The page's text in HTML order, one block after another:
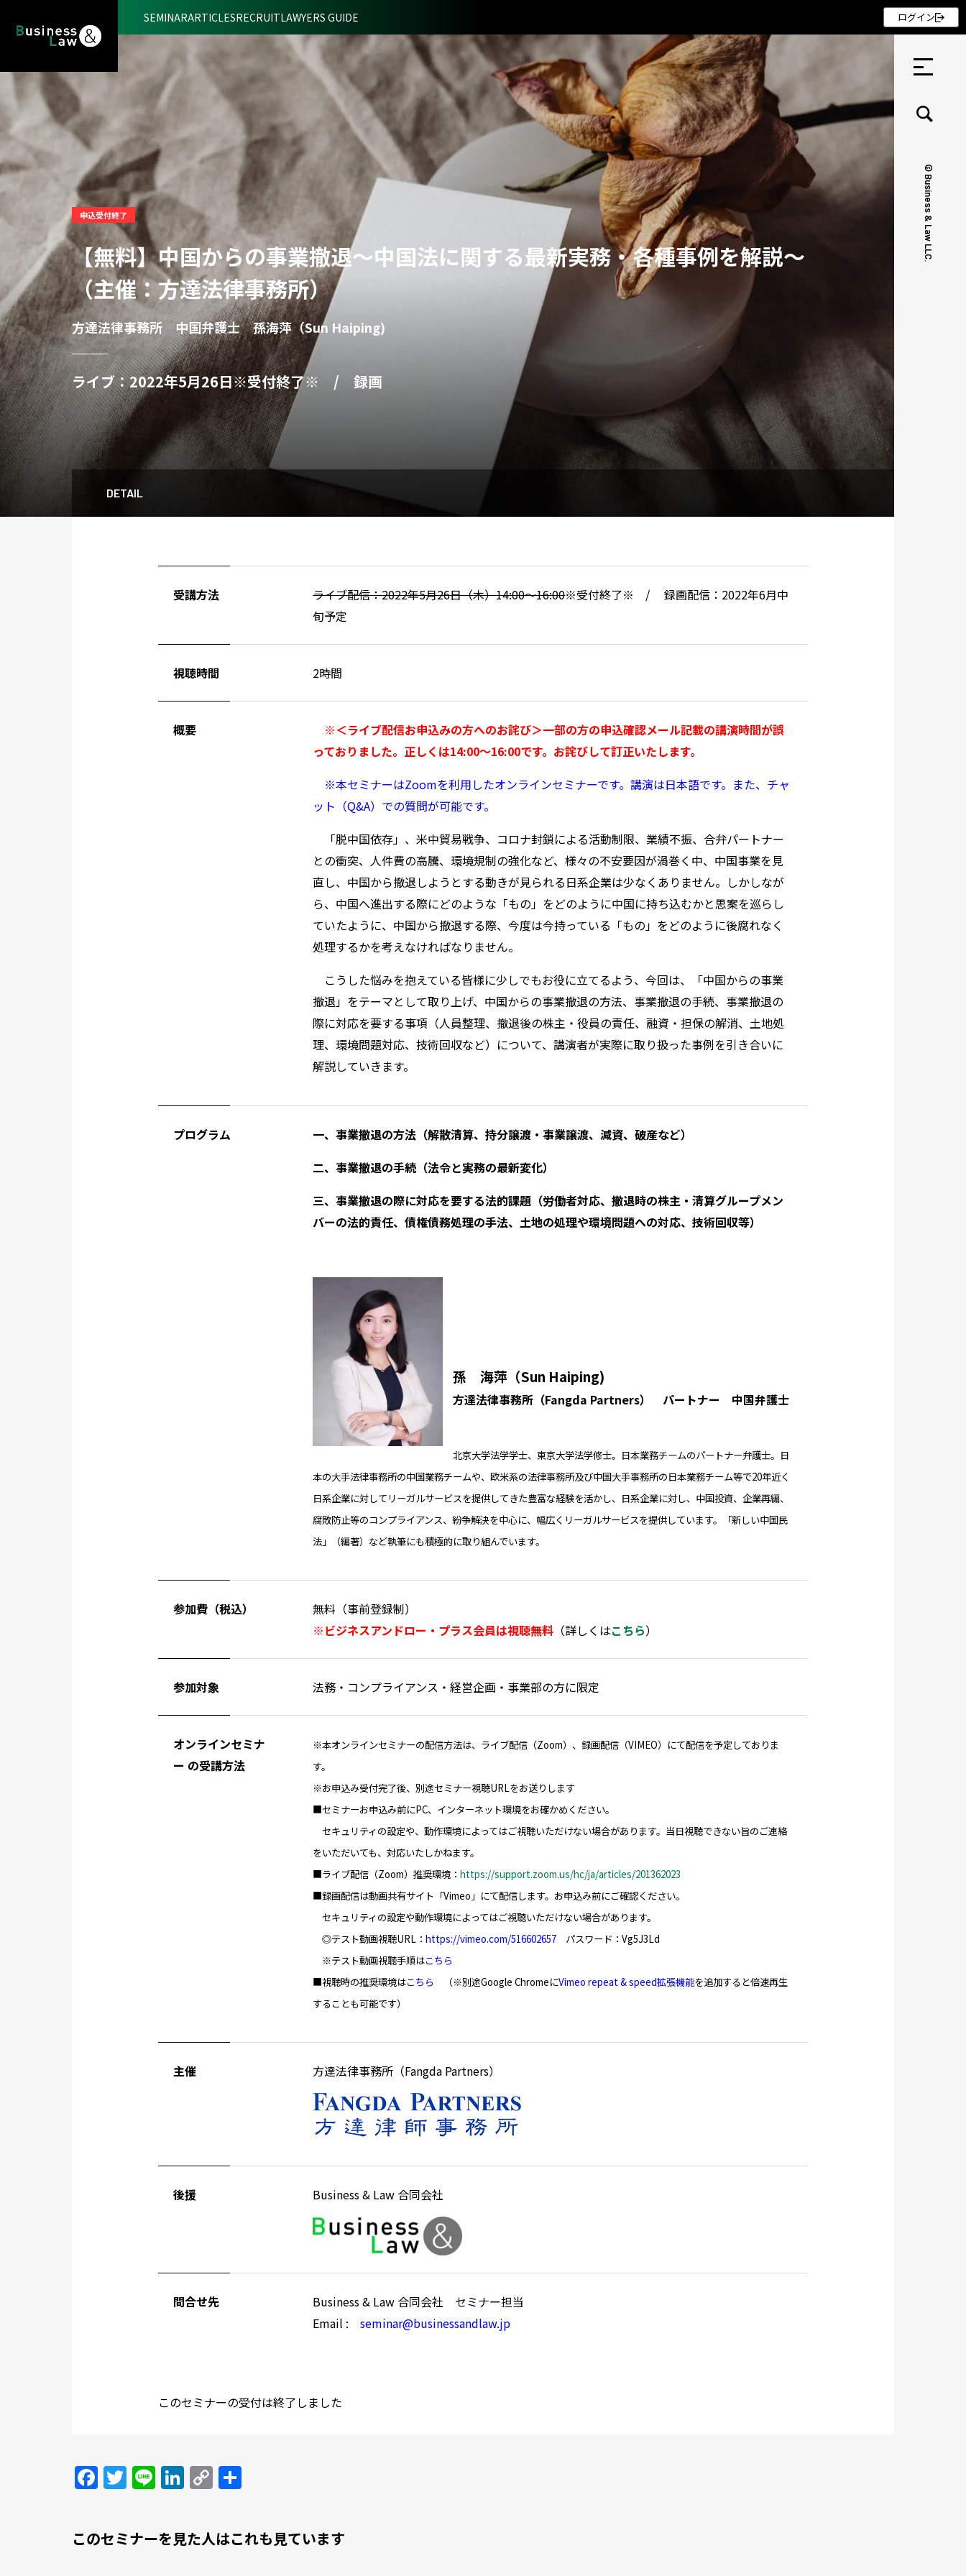
© Business & Law LLC.
セミナー ・ 記事
セミナー
記事
リクルート
SEMINARARTICLESRECRUITLAWYERS GUIDE ログイン
申込受付終了
【無料】中国からの事業撤退～中国法に関する最新実務・各種事例を解説～
（主催：方達法律事務所）
方達法律事務所 中国弁護士 孫海萍（Sun Haiping)
ライブ：2022年5月26日※受付終了※ / 録画
DETAIL
受講方法 ライブ配信：2022年5月26日（木）14:00～16:00※受付終了※ / 録画配信：2022年6月中
旬予定
視聴時間 2時間
概要
※＜ライブ配信お申込みの方へのお詫び＞一部の方の申込確認メール記載の講演時間が誤
っておりました。正しくは14:00～16:00です。お詫びして訂正いたします。
※本セミナーはZoomを利用したオンラインセミナーです。講演は日本語です。また、チャ
ット（Q&A）での質問が可能です。
「脱中国依存」、米中貿易戦争、コロナ封鎖による活動制限、業績不振、合弁パートナー
との衝突、人件費の高騰、環境規制の強化など、様々の不安要因が渦巻く中、中国事業を見
直し、中国から撤退しようとする動きが見られる日系企業は少なくありません。しかしなが
ら、中国へ進出する際にどのような「もの」をどのように中国に持ち込むかと思案を巡らし
ていたように、中国から撤退する際、今度は今持っている「もの」をどのように後腐れなく
処理するかを考えなければなりません。
こうした悩みを抱えている皆様に少しでもお役に立てるよう、今回は、「中国からの事業
撤退」をテーマとして取り上げ、中国からの事業撤退の方法、事業撤退の手続、事業撤退の
際に対応を要する事項（人員整理、撤退後の株主・役員の責任、融資・担保の解消、土地処
理、環境問題対応、技術回収など）について、講演者が実際に取り扱った事例を引き合いに
解説していきます。
プログラム
一、事業撤退の方法（解散清算、持分譲渡・事業譲渡、減資、破産など）
二、事業撤退の手続（法令と実務の最新変化）
三、事業撤退の際に対応を要する法的課題（労働者対応、撤退時の株主・清算グループメン
バーの法的責任、債権債務処理の手法、土地の処理や環境問題への対応、技術回収等）
孫 海萍（Sun Haiping)
方達法律事務所（Fangda Partners） パートナー 中国弁護士
北京大学法学学士、東京大学法学修士。日本業務チームのパートナー弁護士。日
本の大手法律事務所の中国業務チームや、欧米系の法律事務所及び中国大手事務所の日本業務チーム等で20年近く
日系企業に対してリーガルサービスを提供してきた豊富な経験を活かし、日系企業に対し、中国投資、企業再編、
腐敗防止等のコンプライアンス、紛争解決を中心に、幅広くリーガルサービスを提供しています。「新しい中国民
法」（編著）など執筆にも積極的に取り組んでいます。
参加費（税込）
無料（事前登録制）
※ビジネスアンドロー・プラス会員は視聴無料 （詳しくはこちら）
参加対象 法務・コンプライアンス・経営企画・事業部の方に限定
オンラインセミナ
ー の受講方法
※本オンラインセミナーの配信方法は、ライブ配信（Zoom）、録画配信（VIMEO）にて配信を予定しておりま
す。
※お申込み受付完了後、別途セミナー視聴URLをお送りします
■セミナーお申込み前にPC、インターネット環境をお確かめください。
セキュリティの設定や、動作環境によってはご視聴いただけない場合があります。当日視聴できない旨のご連絡
をいただいても、対応いたしかねます。
■ライブ配信（Zoom）推奨環境：https://support.zoom.us/hc/ja/articles/201362023
■録画配信は動画共有サイト「Vimeo」にて配信します。お申込み前にご確認ください。
セキュリティの設定や動作環境によってはご視聴いただけない場合があります。
◎テスト動画視聴URL：https://vimeo.com/516602657 パスワード：Vg5J3Ld
※テスト動画視聴手順はこちら
■視聴時の推奨環境はこちら （※別途Google ChromeにVimeo repeat & speed拡張機能を追加すると倍速再生
することも可能です）
主催 方達法律事務所（Fangda Partners）
後援 Business & Law 合同会社
問合せ先
Business & Law 合同会社 セミナー担当
Email :seminar@businessandlaw.jp
このセミナーの受付は終了しました
Facebook
Twitter
LineLinkedIn
Copy
Link
このセミナーを見た人はこれも見ています